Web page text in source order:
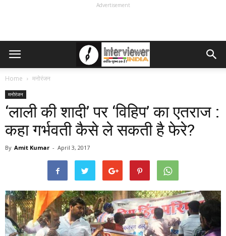
Advertisement
Home मनोरंजन
मनोरंजन
‘लाली की शादी’ पर ‘विहिप’ का एतराज :
कहा गर्भवती कैसे ले सकती है फेरे?
By Amit Kumar - April 3, 2017